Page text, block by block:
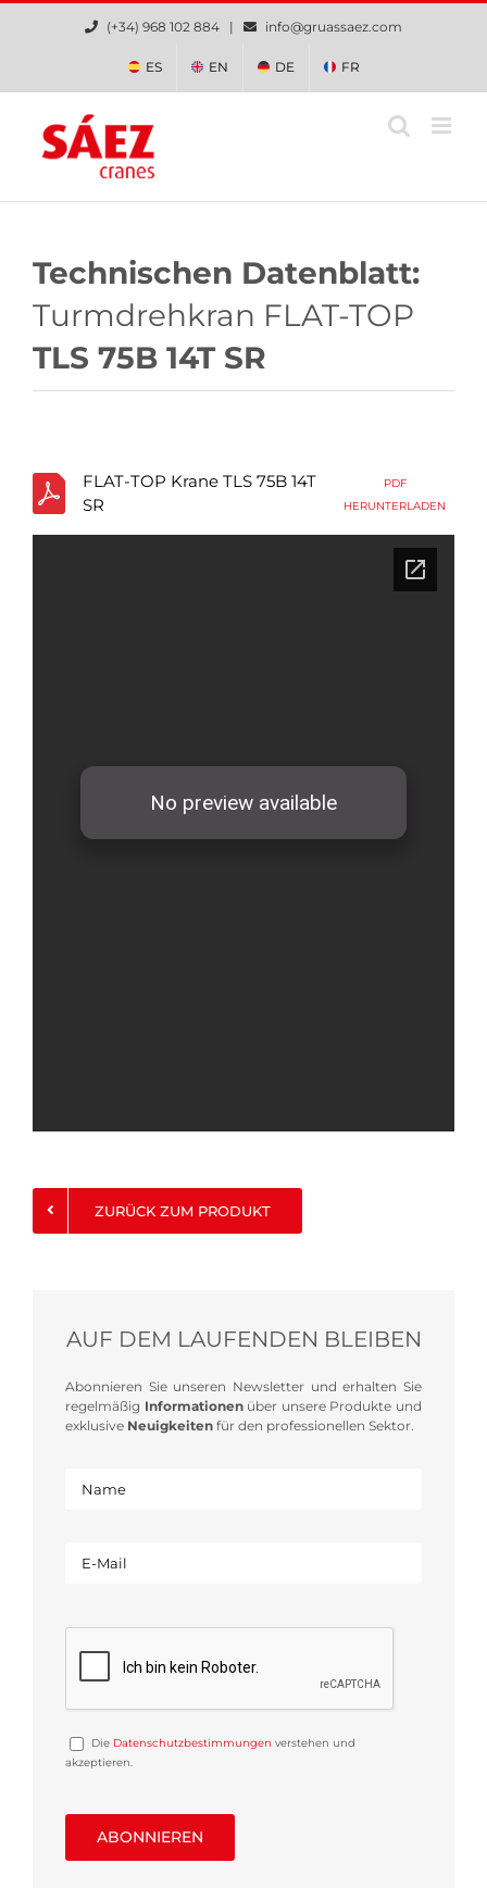
Zum
(+34) 968 102 884 | info@gruassaez.com
ES EN DE FR
Technischen Datenblatt:
Turmdrehkran FLAT-TOP
TLS 75B 14T SR
FLAT-TOP Krane TLS 75B 14T
SR
PDF
HERUNTERLADEN
ZURÜCK ZUM PRODUKT
AUF DEM LAUFENDEN BLEIBEN
Abonnieren Sie unseren Newsletter und erhalten Sie
regelmäßig Informationenüber unsere Produkte und
exklusive Neuigkeiten für den professionellen Sektor.
Die Datenschutzbestimmungen verstehen und
akzeptieren.